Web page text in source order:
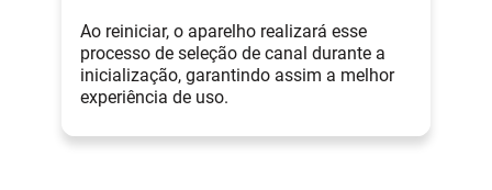
Ao reiniciar, o aparelho realizará esse
processo de seleção de canal durante a
inicialização, garantindo assim a melhor
experiência de uso.